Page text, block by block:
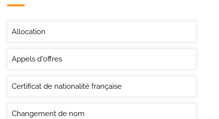
Allocation
Appels d'offres
Certificat de nationalité française
Changement de nom